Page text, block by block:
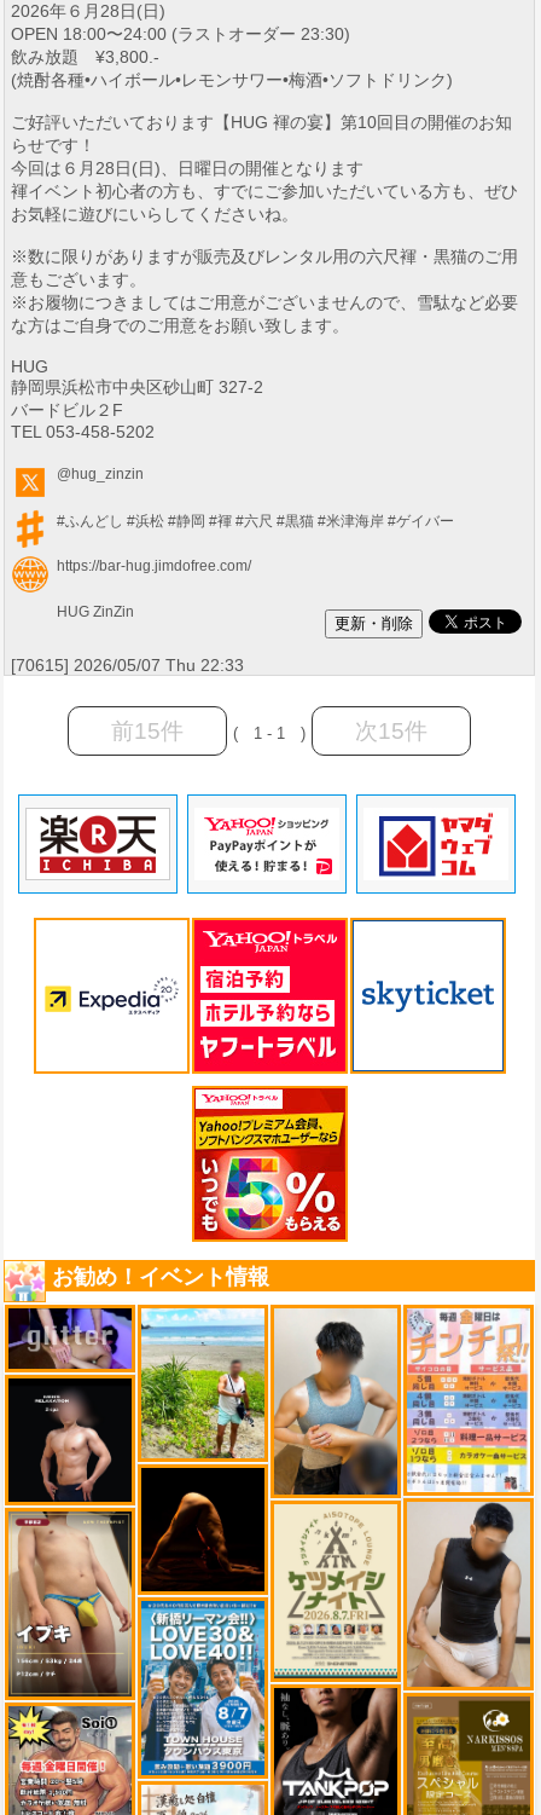
2026年６月28日(日)
OPEN 18:00〜24:00 (ラストオーダー 23:30)
飲み放題 ¥3,800.-
(焼酎各種•ハイボール•レモンサワー•梅酒•ソフトドリンク)
ご好評いただいております【HUG 褌の宴】第10回目の開催のお知
らせです！
今回は６月28日(日)、日曜日の開催となります
褌イベント初心者の方も、すでにご参加いただいている方も、ぜひ
お気軽に遊びにいらしてくださいね。
※数に限りがありますが販売及びレンタル用の六尺褌・黒猫のご用
意もございます。
※お履物につきましてはご用意がございませんので、雪駄など必要
な方はご自身でのご用意をお願い致します。
HUG
静岡県浜松市中央区砂山町 327-2
バードビル２F
TEL 053-458-5202
@hug_zinzin
#ふんどし #浜松 #静岡 #褌 #六尺 #黒猫 #米津海岸 #ゲイバー
https://bar-hug.jimdofree.com/
HUG ZinZin
[70615] 2026/05/07 Thu 22:33
前15件 ( 1 - 1 ) 次15件
お勧め！イベント情報